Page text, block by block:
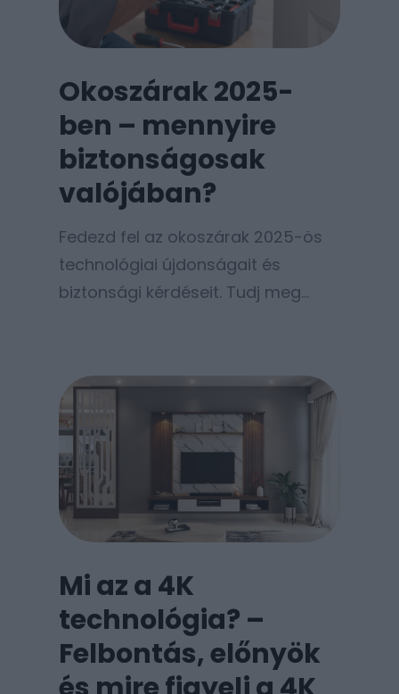
azonban…
Okoszárak 2025-
ben – mennyire
biztonságosak
valójában?
Fedezd fel az okoszárak 2025-ös
technológiai újdonságait és
biztonsági kérdéseit. Tudj meg
Mi az a 4K
technológia? –
Felbontás, előnyök